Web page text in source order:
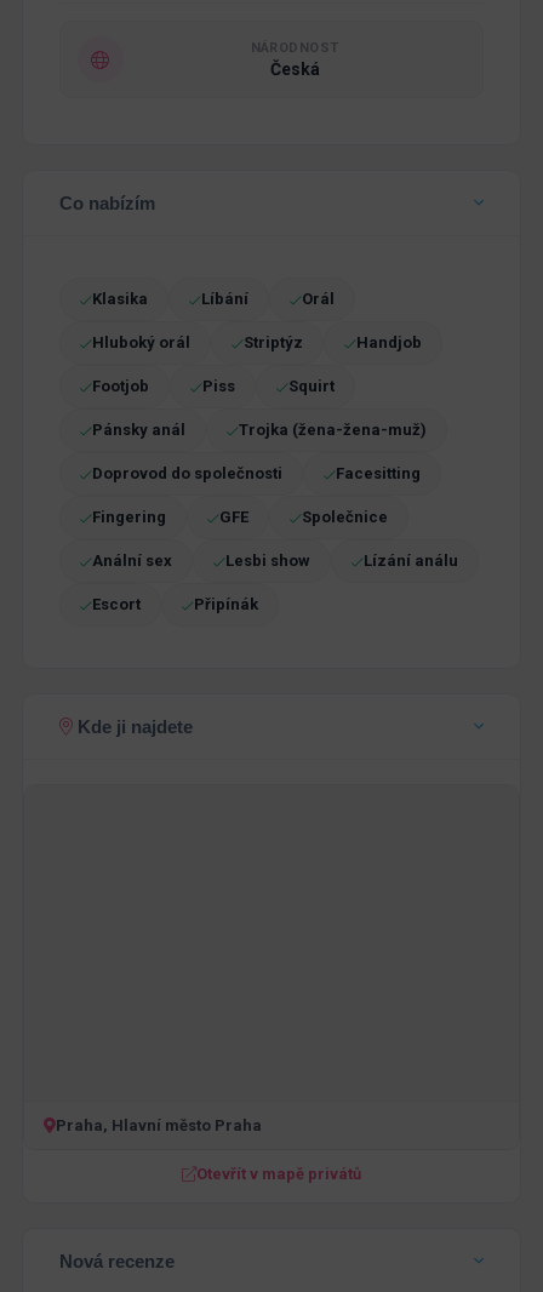
NÁRODNOST
Česká
Co nabízím
Klasika Líbání Orál
Hluboký orál Striptýz Handjob
Footjob Piss Squirt
Pánsky anál Trojka (žena-žena-muž)
Doprovod do společnosti Facesitting
Fingering GFE Společnice
Anální sex Lesbi show Lízání análu
Escort Připínák
Kde ji najdete
Praha, Hlavní město Praha
Otevřít v mapě privátů
Nová recenze